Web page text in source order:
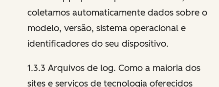
coletamos automaticamente dados sobre o
modelo, versão, sistema operacional e
identificadores do seu dispositivo.
1.3.3 Arquivos de log. Como a maioria dos
sites e serviços de tecnologia oferecidos